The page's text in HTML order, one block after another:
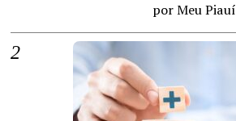
por Meu Piauí